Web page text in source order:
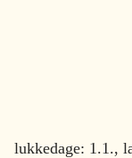
lukkedage: 1.1.,